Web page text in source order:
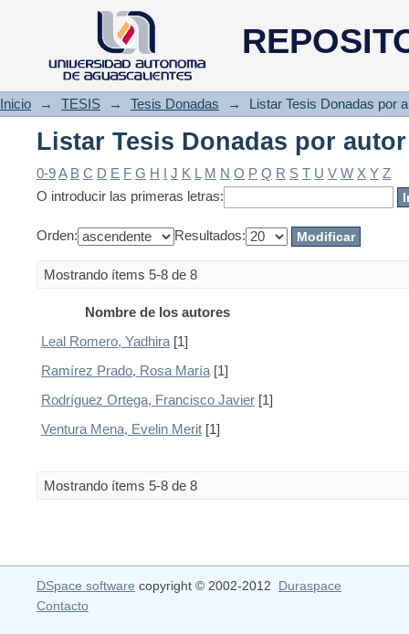
Listar Tesis Donadas por autor
Inicio → TESIS → Tesis Donadas → Listar Tesis Donadas por
Listar Tesis Donadas por autor
0-9A B C D E F G H I J K L M N O P Q R S T U V W X Y Z
O introducir las primeras letras:
Orden: Resultados:
Mostrando ítems 5-8 de 8
Nombre de los autores
Leal Romero, Yadhira [1]
Ramírez Prado, Rosa María [1]
Rodríguez Ortega, Francisco Javier [1]
Ventura Mena, Evelin Merit [1]
Mostrando ítems 5-8 de 8
DSpace software copyright © 2002-2012 Duraspace
Contacto